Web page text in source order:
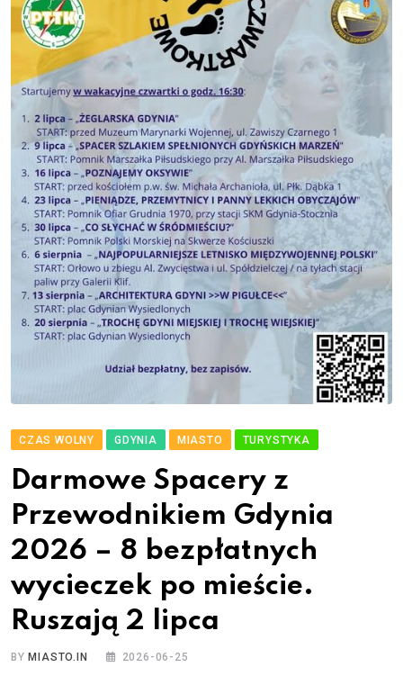
CZAS WOLNY GDYNIA MIASTO TURYSTYKA
Darmowe Spacery z
Przewodnikiem Gdynia
2026 – 8 bezpłatnych
wycieczek po mieście.
Ruszają 2 lipca
BYMIASTO.IN 2026-06-25